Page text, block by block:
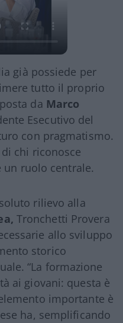
già possiede per
tutto il proprio
da Marco
Esecutivo del
con pragmatismo.
chi riconosce
un ruolo centrale.
rilievo alla
Tronchetti Provera
allo sviluppo
storico
“La formazione
ai giovani: questa è
importante è
ha, semplificando